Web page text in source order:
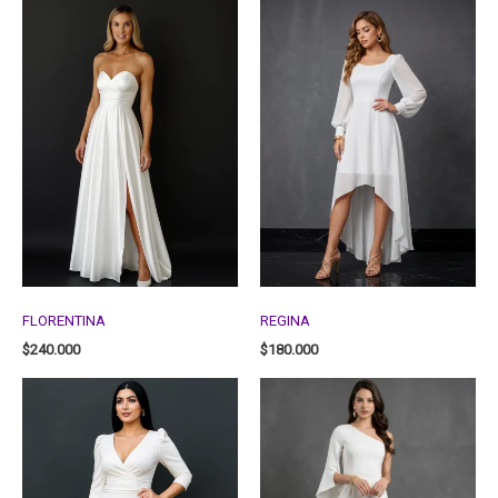
FLORENTINA
$240.000
REGINA
$180.000